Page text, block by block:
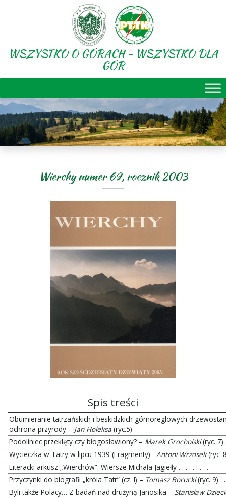
WSZYSTKO O GÓRACH - WSZYSTKO DLA
GÓR
Wierchy numer 69, rocznik 2003
Spis treści
Obumieranie tatrzańskich i beskidzkich górnoreglowych
ochrona przyrody – Jan Holeksa (ryc.5)
Podoliniec przeklęty czy błogosławiony? – Marek Grocholski(ryc. 7)
Wycieczka w Tatry w lipcu 1939 (Fragmenty) –Antoni Wrzosek(ryc.
Literacki arkusz „Wierchów”. Wiersze Michała Jagiełły . . . . . . . . .
Przyczynki do biografii „króla Tatr” (cz. I) – Tomasz Borucki(ryc. 9) .
Byli także Polacy… Z badań nad drużyną Janosika – Stanisław